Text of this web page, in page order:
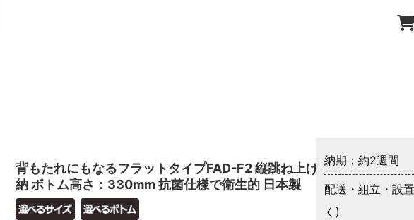
背もたれにもなるフラットタイプFAD-F2 縦跳ね上げ収
納 ボトム高さ：330mm 抗菌仕様で衛生的 日本製
納期：約2週間
配送・組立・設
く)